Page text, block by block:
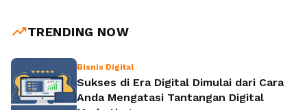
Baca Selengkapnya
trending_upTRENDING NOW
Bisnis Digital
Sukses di Era Digital Dimulai dari Cara
Anda Mengatasi Tantangan Digital